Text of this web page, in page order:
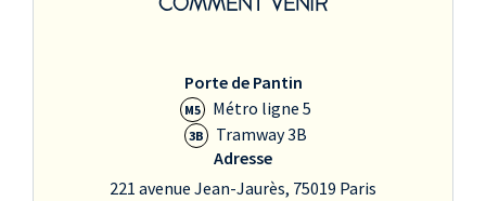
Porte de Pantin
M5 Métro ligne 5
3B
Tramway 3B
Adresse
221 avenue Jean-Jaurès, 75019 Paris